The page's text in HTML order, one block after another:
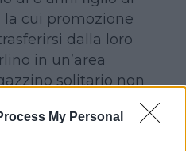
My Personal
la cui promozione
dalla loro
in un’area
solitario non
annoiato e spinto